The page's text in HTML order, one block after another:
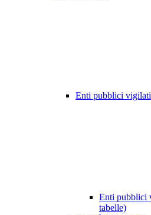
Enti pubblici vigilati
Enti pubblici
tabelle)